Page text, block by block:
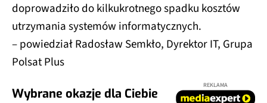
doprowadziło do kilkukrotnego spadku kosztów
utrzymania systemów informatycznych.
– powiedział Radosław Semkło, Dyrektor IT, Grupa
Polsat Plus
Wybrane okazje dla Ciebie
REKLAMA